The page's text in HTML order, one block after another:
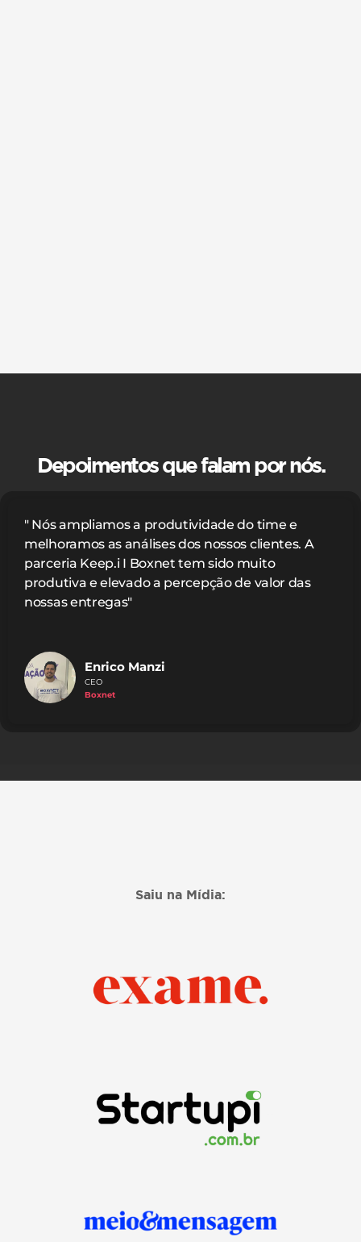
Depoimentos que falam por nós.
" Nós ampliamos a produtividade do time e
melhoramos as análises dos nossos clientes. A
parceria Keep.i I Boxnet tem sido muito
produtiva e elevado a percepção de valor das
nossas entregas"
Enrico Manzi
CEO
Boxnet
Saiu na Mídia: